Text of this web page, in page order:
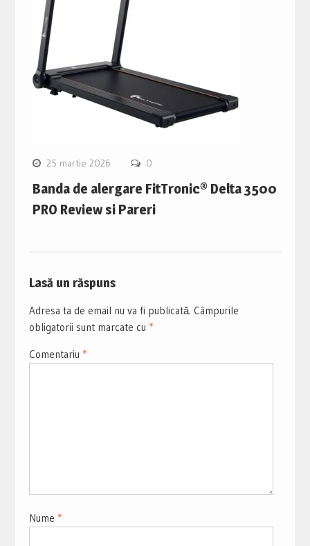
25 martie 2026 0
Banda de alergare FitTronic® Delta 3500
PRO Review si Pareri
Lasă un răspuns
Adresa ta de email nu va fi publicată. Câmpurile
obligatorii sunt marcate cu *
Comentariu *
Nume *